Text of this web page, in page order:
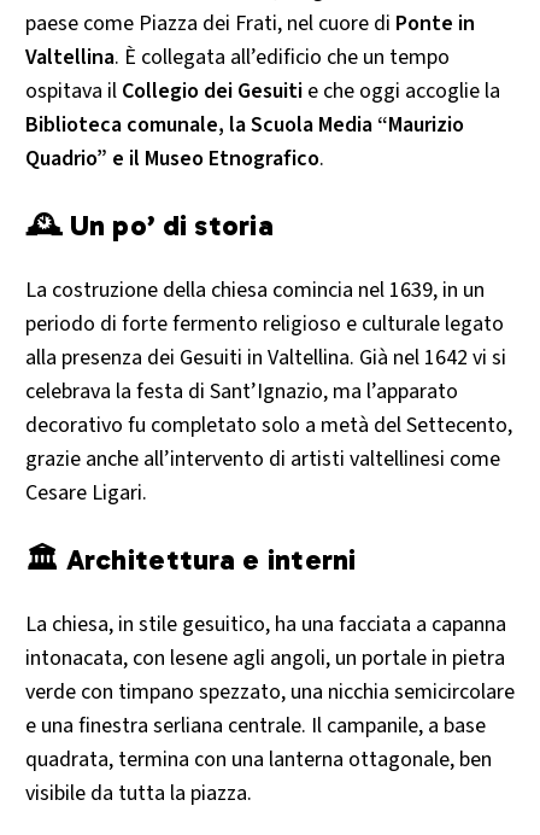
paese come Piazza dei Frati, nel cuore di Ponte in
Valtellina. È collegata all’edificio che un tempo
ospitava il Collegio dei Gesuiti e che oggi accoglie la
Biblioteca comunale, la Scuola Media “Maurizio
Quadrio” e il Museo Etnografico.
🕰 Un po’ di storia
La costruzione della chiesa comincia nel 1639, in un
periodo di forte fermento religioso e culturale legato
alla presenza dei Gesuiti in Valtellina. Già nel 1642 vi si
celebrava la festa di Sant’Ignazio, ma l’apparato
decorativo fu completato solo a metà del Settecento,
grazie anche all’intervento di artisti valtellinesi come
Cesare Ligari.
🏛 Architettura e interni
La chiesa, in stile gesuitico, ha una facciata a capanna
intonacata, con lesene agli angoli, un portale in pietra
verde con timpano spezzato, una nicchia semicircolare
e una finestra serliana centrale. Il campanile, a base
quadrata, termina con una lanterna ottagonale, ben
visibile da tutta la piazza.